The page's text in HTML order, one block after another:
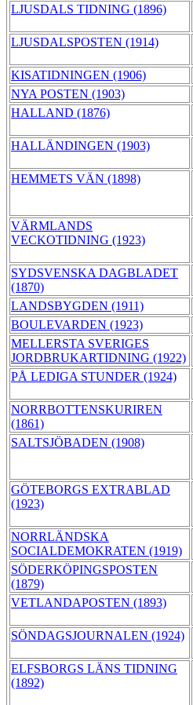
LJUSDALS TIDNING (1896)
LJUSDALSPOSTEN (1914)
KISATIDNINGEN (1906)
NYA POSTEN (1903)
HALLAND (1876)
HALLÄNDINGEN (1903)
HEMMETS VÄN (1898)
VÄRMLANDS
VECKOTIDNING (1923)
SYDSVENSKA DAGBLADET
(1870)
LANDSBYGDEN (1911)
BOULEVARDEN (1923)
MELLERSTA SVERIGES
JORDBRUKARTIDNING (1922)
PÅ LEDIGA STUNDER (1924)
NORRBOTTENSKURIREN
(1861)
SALTSJÖBADEN (1908)
GÖTEBORGS EXTRABLAD
(1923)
NORRLÄNDSKA
SOCIALDEMOKRATEN (1919)
SÖDERKÖPINGSPOSTEN
(1879)
VETLANDAPOSTEN (1893)
SÖNDAGSJOURNALEN (1924)
ELFSBORGS LÄNS TIDNING
(1892)